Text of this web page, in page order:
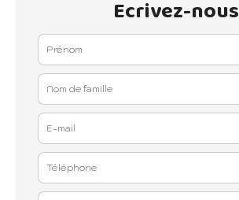
Ecrivez-nous